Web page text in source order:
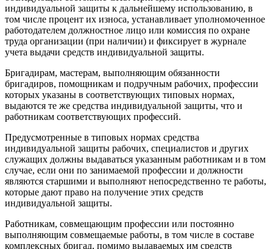
индивидуальной защиты к дальнейшему использованию, в
том числе процент их износа, устанавлива­ет уполномоченное
работодателем должностное лицо или комиссия по охране
труда организации (при наличии) и фиксирует в журнале
учета выдачи средств индивидуальной защиты.
Бригадирам, мастерам, выполняющим обязанности
бригадиров, помощникам и подручным рабочих, профессии
которых указаны в соответствующих типовых нормах,
выдаются те же средства индивидуальной защиты, что и
работникам соответствующих профессий.
Предусмотренные в типовых нормах средства
индивидуальной защиты рабочих, специалистов и других
служащих должны выдаваться указанным работникам и в том
случае, если они по занимаемой профессии и должности
являются старшими и выполняют непосредственно те работы,
которые дают право на получение этих средств
индивидуальной защиты.
Работникам, совмещающим профессии или постоянно
выполняющим совмещаемые работы, в том числе в составе
комплексных бригад, помимо выдаваемых им средств